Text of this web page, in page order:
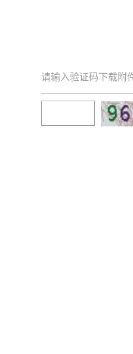
请输入验证码下载附